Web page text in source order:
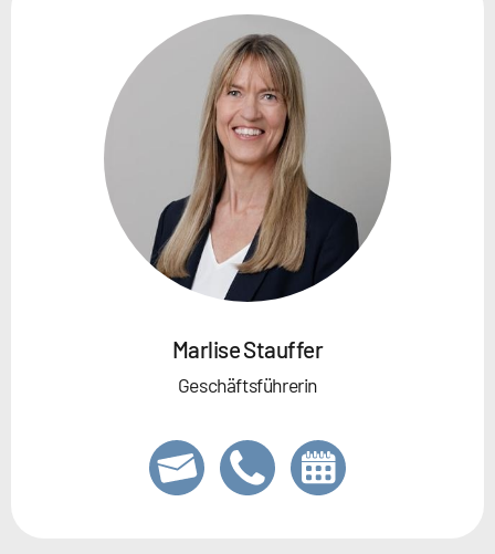
Marlise Stauffer
Geschäftsführerin